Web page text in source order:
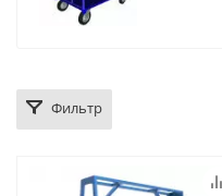
Фильтр